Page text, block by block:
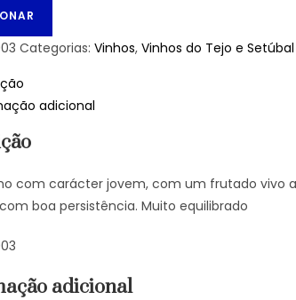
Categorias: Vinhos, Vinhos do Tejo e Setúbal
adicional
com carácter jovem, com um frutado vivo
boa persistência. Muito equilibrado
adicional